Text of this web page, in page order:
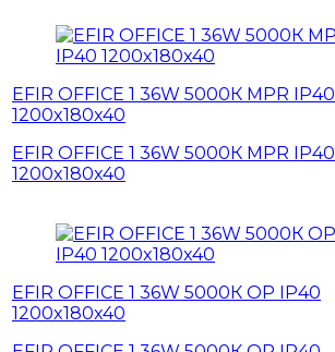
EFIR OFFICE 1 36W 5000К MPR IP40
1200x180x40
EFIR OFFICE 1 36W 5000К MPR IP40
1200x180x40
EFIR OFFICE 1 36W 5000К OP IP40
1200x180x40